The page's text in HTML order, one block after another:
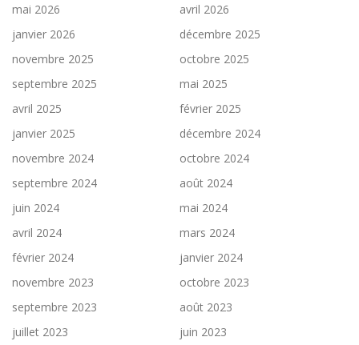
mai 2026
avril 2026
janvier 2026
décembre 2025
novembre 2025
octobre 2025
septembre 2025
mai 2025
avril 2025
février 2025
janvier 2025
décembre 2024
novembre 2024
octobre 2024
septembre 2024
août 2024
juin 2024
mai 2024
avril 2024
mars 2024
février 2024
janvier 2024
novembre 2023
octobre 2023
septembre 2023
août 2023
juillet 2023
juin 2023